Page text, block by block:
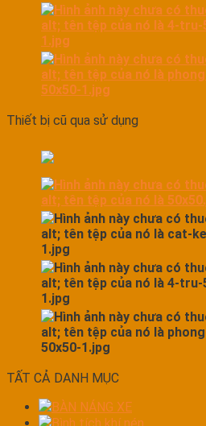
Thiết bị cũ qua sử dụng
TẤT CẢ DANH MỤC
BÀN NÁNG XE